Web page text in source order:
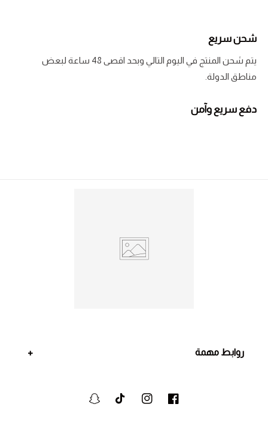
شحن سريع
يتم شحن المنتج في اليوم التالي وبحد اقصى 48 ساعة لبعض
مناطق الدولة.
دفع سريع وآمن
روابط مهمة
فيسبوكانستجرام تيكتوك سنابشات